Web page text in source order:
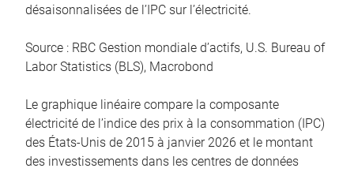
désaisonnalisées de l’IPC sur l’électricité.
Source : RBC Gestion mondiale d’actifs, U.S. Bureau of
Labor Statistics (BLS), Macrobond
Le graphique linéaire compare la composante
électricité de l’indice des prix à la consommation (IPC)
des États-Unis de 2015 à janvier 2026 et le montant
des investissements dans les centres de données